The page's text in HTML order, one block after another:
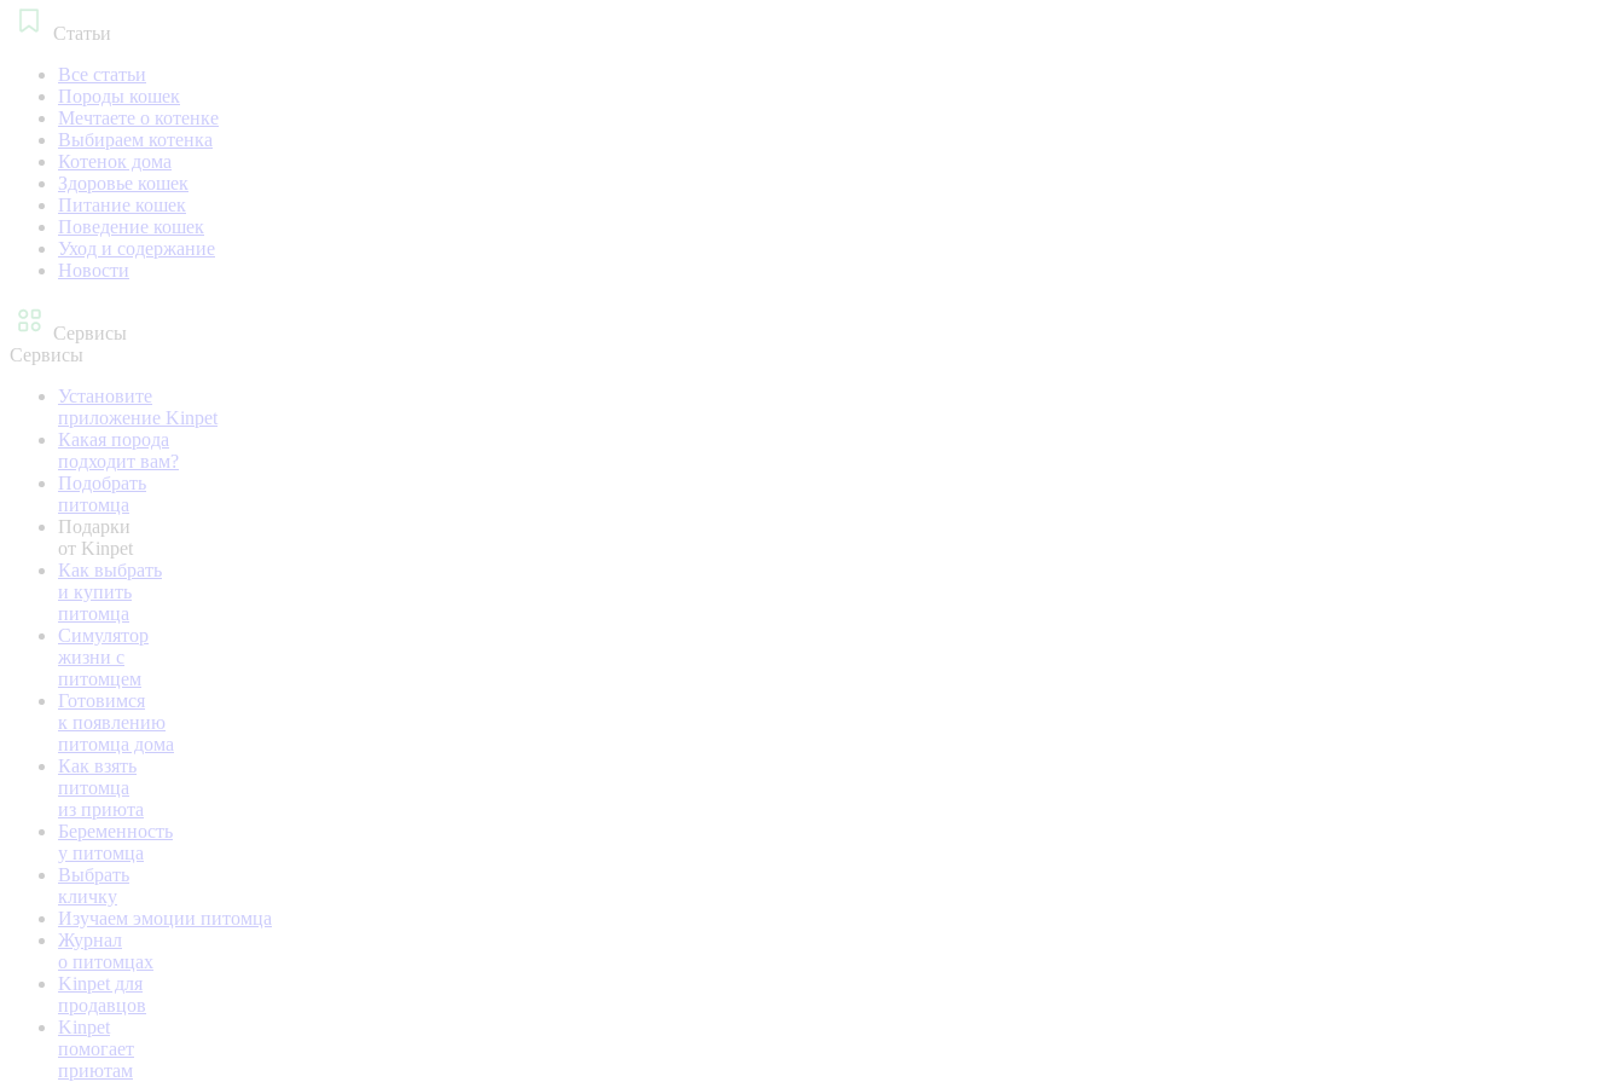
Статьи
Все статьи
Породы кошек
Мечтаете о котенке
Выбираем котенка
Котенок дома
Здоровье кошек
Питание кошек
Поведение кошек
Уход и содержание
Новости
Сервисы
Сервисы
Установите
приложение Kinpet
Какая порода
подходит вам?
Подобрать
питомца
Подарки
от Kinpet
Как выбрать
и купить
питомца
Симулятор
жизни с
питомцем
Готовимся
к появлению
питомца дома
Как взять
питомца
из приюта
Беременность
у питомца
Выбрать
кличку
Изучаем эмоции питомца
Журнал
о питомцах
Kinpet для
продавцов
Kinpet
помогает
приютам